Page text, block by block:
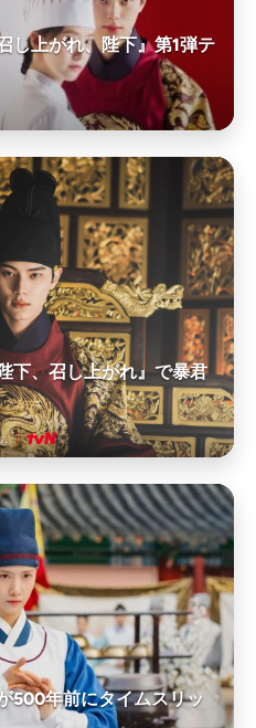
し上がれ、陛下』第1弾テ
下、召し上がれ』で暴君
500年前にタイムスリッ